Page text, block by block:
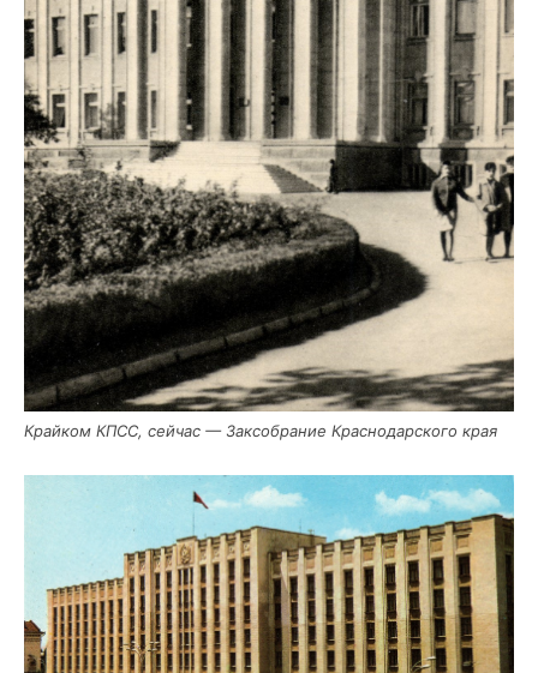
Край­ком КПСС, сей­час — Зак­со­бра­ние Крас­но­дар­ско­го края